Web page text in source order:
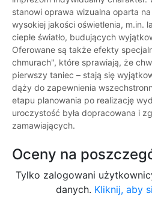
stanowi oprawa wizualna oparta
wysokiej jakości oświetlenia, m.in.
ciepłe światło, budujących
Oferowane są także efekty
chmurach", które sprawiają, że
pierwszy taniec – stają się
dąży do zapewnienia
etapu planowania po realizację
uroczystość była dopracowana i
zamawiających.
Oceny na
Tylko zalogowani
danych. Kliknij, aby